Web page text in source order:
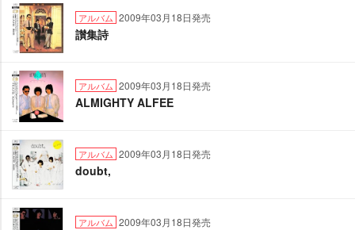
アルバム 2009年03月18日発売
讃集詩
アルバム 2009年03月18日発売
ALMIGHTY ALFEE
アルバム 2009年03月18日発売
doubt,
アルバム 2009年03月18日発売